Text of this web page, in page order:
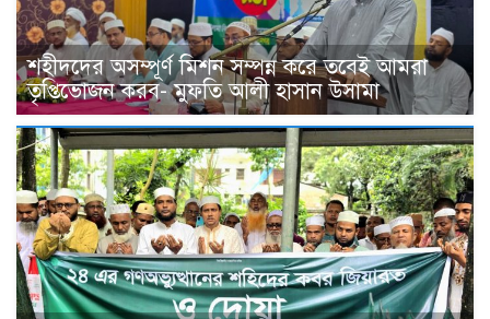
শহীদদের অসম্পূর্ণ মিশন সম্পন্ন করে তবেই আমরা
তৃপ্তিভোজন করব- মুফতি আলী হাসান উসামা